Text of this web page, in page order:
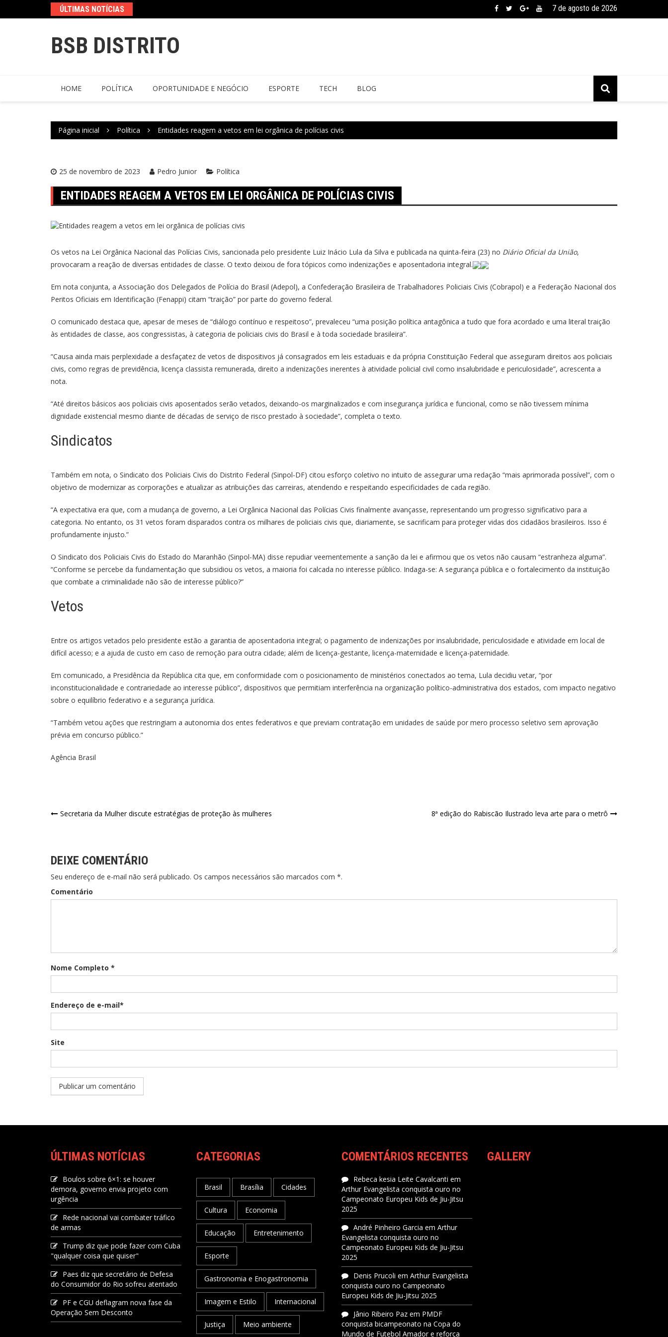
ÚLTIMAS NOTÍCIAS 7 de agosto de 2026
BSB DISTRITO
HOME POLÍTICA OPORTUNIDADE E NEGÓCIO ESPORTE TECH BLOG
Página inicial Política Entidades reagem a vetos em lei orgânica de polícias civis
25 de novembro de 2023 Pedro Junior Política
ENTIDADES REAGEM A VETOS EM LEI ORGÂNICA DE POLÍCIAS CIVIS
Os vetos na Lei Orgânica Nacional das Polícias Civis, sancionada pelo presidente Luiz Inácio Lula da Silva e publicada na quinta-feira (23) no Diário Oficial da União,
provocaram a reação de diversas entidades de classe. O texto deixou de fora tópicos como indenizações e aposentadoria integral.
Em nota conjunta, a Associação dos Delegados de Polícia do Brasil (Adepol), a Confederação Brasileira de Trabalhadores Policiais Civis (Cobrapol) e a Federação Nacional dos
Peritos Oficiais em Identificação (Fenappi) citam “traição” por parte do governo federal.
O comunicado destaca que, apesar de meses de “diálogo contínuo e respeitoso”, prevaleceu “uma posição política antagônica a tudo que fora acordado e uma literal traição
às entidades de classe, aos congressistas, à categoria de policiais civis do Brasil e à toda sociedade brasileira”.
“Causa ainda mais perplexidade a desfaçatez de vetos de dispositivos já consagrados em leis estaduais e da própria Constituição Federal que asseguram direitos aos policiais
civis, como regras de previdência, licença classista remunerada, direito a indenizações inerentes à atividade policial civil como insalubridade e periculosidade”, acrescenta a
nota.
“Até direitos básicos aos policiais civis aposentados serão vetados, deixando-os marginalizados e com insegurança jurídica e funcional, como se não tivessem mínima
dignidade existencial mesmo diante de décadas de serviço de risco prestado à sociedade”, completa o texto.
Sindicatos
Também em nota, o Sindicato dos Policiais Civis do Distrito Federal (Sinpol-DF) citou esforço coletivo no intuito de assegurar uma redação “mais aprimorada possível”, com o
objetivo de modernizar as corporações e atualizar as atribuições das carreiras, atendendo e respeitando especificidades de cada região.
“A expectativa era que, com a mudança de governo, a Lei Orgânica Nacional das Polícias Civis finalmente avançasse, representando um progresso significativo para a
categoria. No entanto, os 31 vetos foram disparados contra os milhares de policiais civis que, diariamente, se sacrificam para proteger vidas dos cidadãos brasileiros. Isso é
profundamente injusto.”
O Sindicato dos Policiais Civis do Estado do Maranhão (Sinpol-MA) disse repudiar veementemente a sanção da lei e afirmou que os vetos não causam “estranheza alguma”.
“Conforme se percebe da fundamentação que subsidiou os vetos, a maioria foi calcada no interesse público. Indaga-se: A segurança pública e o fortalecimento da instituição
que combate a criminalidade não são de interesse público?”
Vetos
Entre os artigos vetados pelo presidente estão a garantia de aposentadoria integral; o pagamento de indenizações por insalubridade, periculosidade e atividade em local de
difícil acesso; e a ajuda de custo em caso de remoção para outra cidade; além de licença-gestante, licença-maternidade e licença-paternidade.
Em comunicado, a Presidência da República cita que, em conformidade com o posicionamento de ministérios conectados ao tema, Lula decidiu vetar, “por
inconstitucionalidade e contrariedade ao interesse público”, dispositivos que permitiam interferência na organização político-administrativa dos estados, com impacto negativo
sobre o equilíbrio federativo e a segurança jurídica.
“Também vetou ações que restringiam a autonomia dos entes federativos e que previam contratação em unidades de saúde por mero processo seletivo sem aprovação
prévia em concurso público.”
Agência Brasil
Secretaria da Mulher discute estratégias de proteção às mulheres 8ª edição do Rabiscão Ilustrado leva arte para o metrô
DEIXE COMENTÁRIO
Seu endereço de e-mail não será publicado. Os campos necessários são marcados com *.
Comentário
Nome Completo *
Endereço de e-mail*
Site
ÚLTIMAS NOTÍCIAS
Boulos sobre 6×1: se houver
demora, governo envia projeto com
urgência
Rede nacional vai combater tráfico
de armas
Trump diz que pode fazer com Cuba
"qualquer coisa que quiser"
Paes diz que secretário de Defesa
do Consumidor do Rio sofreu atentado
PF e CGU deflagram nova fase da
Operação Sem Desconto
CATEGORIAS
Brasil Brasília Cidades
Cultura Economia
Educação Entretenimento
Esporte
Gastronomia e Enogastronomia
Imagem e Estilo Internacional
Justiça Meio ambiente
COMENTÁRIOS RECENTES
Rebeca kesia Leite Cavalcanti em
Arthur Evangelista conquista ouro no
Campeonato Europeu Kids de Jiu-Jitsu
2025
André Pinheiro Garcia em Arthur
Evangelista conquista ouro no
Campeonato Europeu Kids de Jiu-Jitsu
2025
Denis Prucoli em Arthur Evangelista
conquista ouro no Campeonato
Europeu Kids de Jiu-Jitsu 2025
Jânio Ribeiro Paz em PMDF
conquista bicampeonato na Copa do
Mundo de Futebol Amador e reforça
GALLERY